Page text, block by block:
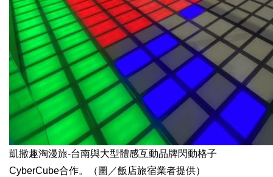
凱撒趣淘漫旅-台南與大型體感互動品牌閃動格子
CyberCube合作。（圖／飯店旅宿業者提供）